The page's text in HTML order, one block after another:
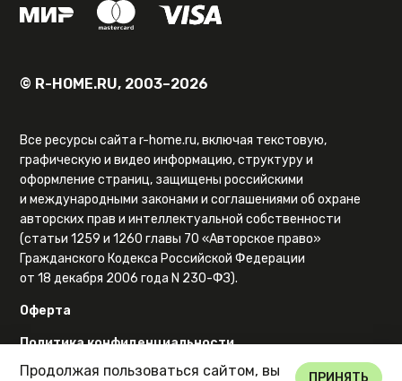
© R-HOME.RU, 2003–2026
Все ресурсы сайта r-home.ru, включая текстовую,
графическую и видео информацию, структуру и
оформление страниц, защищены российскими
и международными законами и соглашениями об охране
авторских прав и интеллектуальной собственности
(статьи 1259 и 1260 главы 70 «Авторское право»
Гражданского Кодекса Российской Федерации
от 18 декабря 2006 года N 230-ФЗ).
Оферта
Политика конфиденциальности
Карта сайта
Продолжая пользоваться сайтом, вы
ПРИНЯТЬ